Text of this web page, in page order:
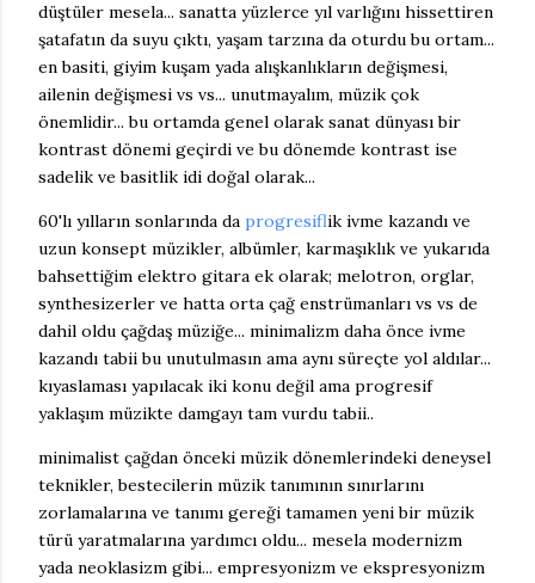
düştüler mesela... sanatta yüzlerce yıl varlığını hissettiren
şatafatın da suyu çıktı, yaşam tarzına da oturdu bu ortam...
en basiti, giyim kuşam yada alışkanlıkların değişmesi,
ailenin değişmesi vs vs... unutmayalım, müzik çok
önemlidir... bu ortamda genel olarak sanat dünyası bir
kontrast dönemi geçirdi ve bu dönemde kontrast ise
sadelik ve basitlik idi doğal olarak...
60'lı yılların sonlarında da progresiflik ivme kazandı ve
uzun konsept müzikler, albümler, karmaşıklık ve yukarıda
bahsettiğim elektro gitara ek olarak; melotron, orglar,
synthesizerler ve hatta orta çağ enstrümanları vs vs de
dahil oldu çağdaş müziğe... minimalizm daha önce ivme
kazandı tabii bu unutulmasın ama aynı süreçte yol aldılar...
kıyaslaması yapılacak iki konu değil ama progresif
yaklaşım müzikte damgayı tam vurdu tabii..
minimalist çağdan önceki müzik dönemlerindeki deneysel
teknikler, bestecilerin müzik tanımının sınırlarını
zorlamalarına ve tanımı gereği tamamen yeni bir müzik
türü yaratmalarına yardımcı oldu... mesela modernizm
yada neoklasizm gibi... empresyonizm ve ekspresyonizm